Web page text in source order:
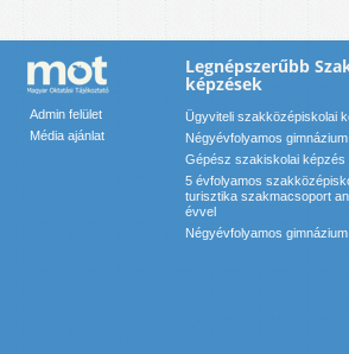
Admin felület
Média ajánlat
Legnépszerűbb
képzések
Ügyviteli szakközépiskolai
Négyévfolyamos
Gépész szakiskolai képzés
5 évfolyamos
turisztika szakmacsoport
évvel
Négyévfolyamos